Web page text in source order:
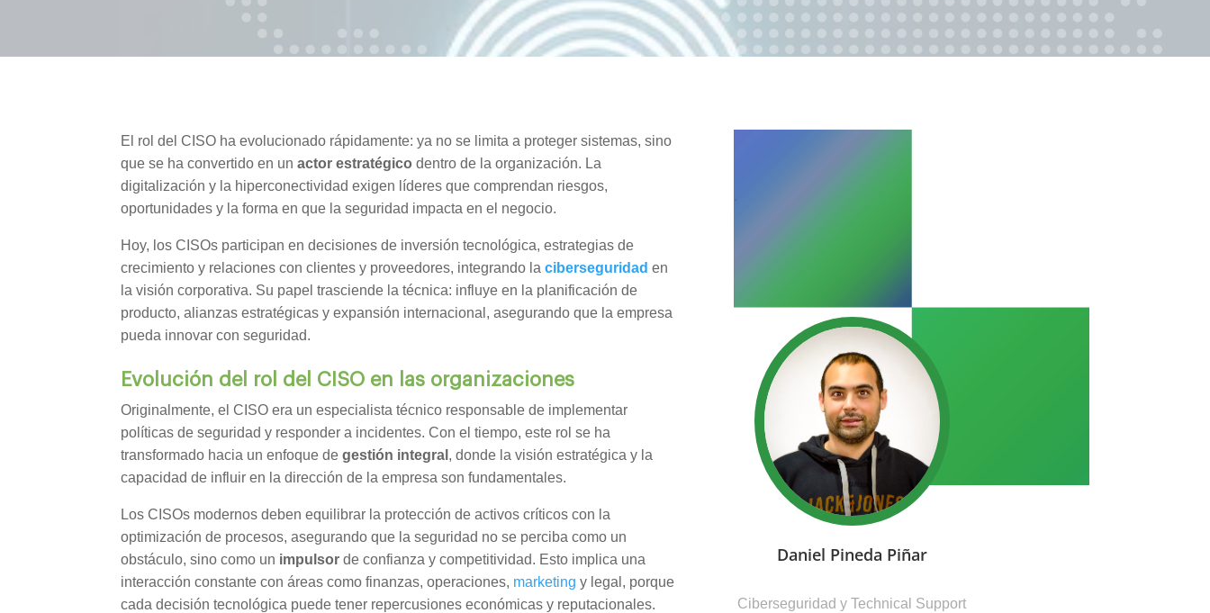
El rol del CISO ha evolucionado rápidamente: ya no se limita a proteger sistemas, sino
que se ha convertido en unactor estratégico dentro de la organización. La
digitalización y la hiperconectividad exigen líderes que comprendan riesgos,
oportunidades y la forma en que la seguridad impacta en el negocio.
Hoy, los CISOs participan en decisiones de inversión tecnológica, estrategias de
crecimiento y relaciones con clientes y proveedores, integrando laciberseguridad en
la visión corporativa. Su papel trasciende la técnica: influye en la planificación de
producto, alianzas estratégicas y expansión internacional, asegurando que la empresa
pueda innovar con seguridad.
Evolución del rol del CISO en las organizaciones
Originalmente, el CISO era un especialista técnico responsable de implementar
políticas de seguridad y responder a incidentes. Con el tiempo, este rol se ha
transformado hacia un enfoque degestión integral , donde la visión estratégica y la
capacidad de influir en la dirección de la empresa son fundamentales.
Los CISOs modernos deben equilibrar la protección de activos críticos con la
optimización de procesos, asegurando que la seguridad no se perciba como un
obstáculo, sino como un impulsor de confianza y competitividad. Esto implica una
interacción constante con áreas como finanzas, operaciones, marketing y legal, porque
cada decisión tecnológica puede tener repercusiones económicas y reputacionales.
.
Daniel Pineda Piñar
Ciberseguridad y Technical Support